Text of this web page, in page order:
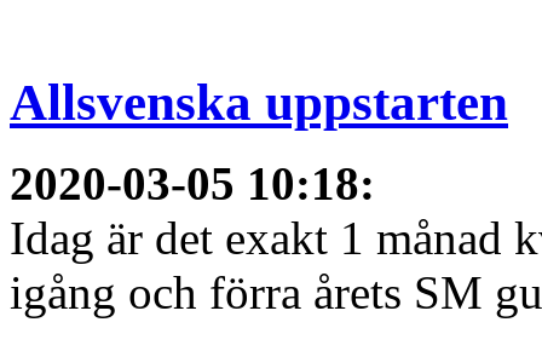
Allsvenska uppstarten
2020-03-05 10:18:
Idag är det exakt 1 månad
igång och förra årets SM